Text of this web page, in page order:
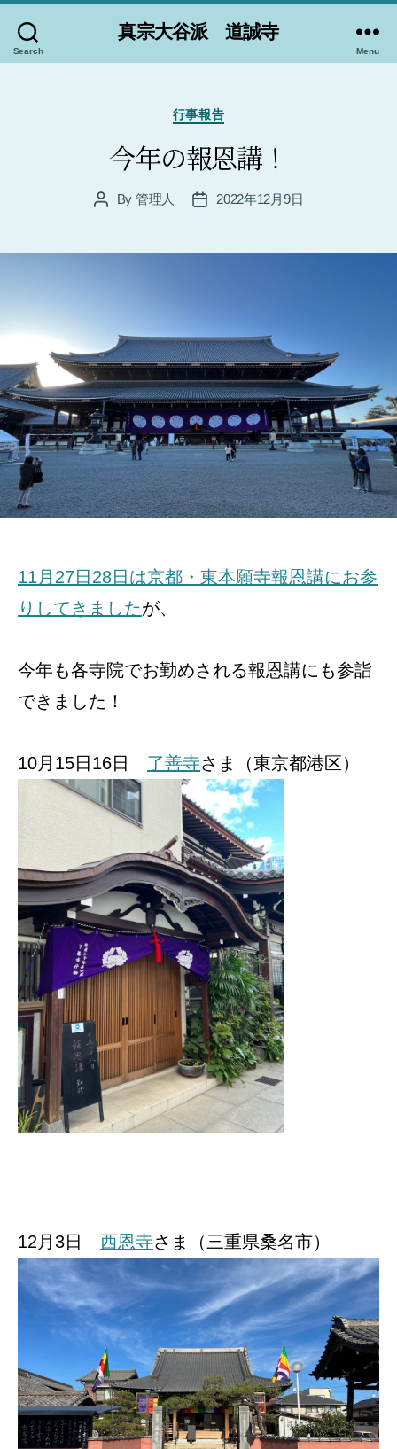
Search
真宗大谷派 道誠寺
Menu
Categories
行事報告
今年の報恩講！
PostBy 管理人
Post2022年12月9日
11月27日28日は京都・東本願寺報恩講にお参
りしてきましたが、
今年も各寺院でお勤めされる報恩講にも参詣
できました！
10月15日16日 了善寺さま（東京都港区）
12月3日 西恩寺さま（三重県桑名市）